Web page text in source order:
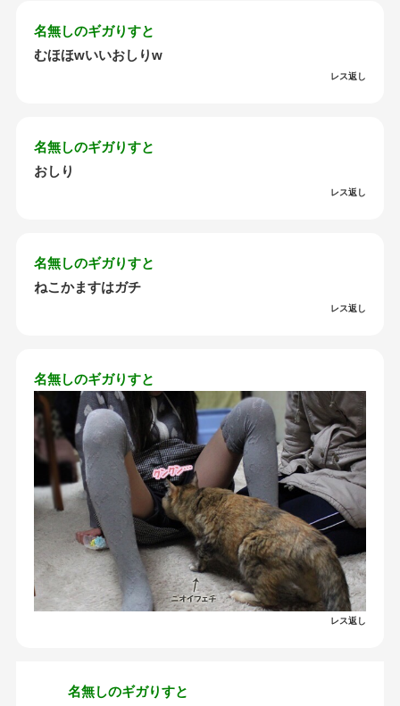
名無しのギガりすと
むほほwいいおしりw
レス返し
名無しのギガりすと
おしり
レス返し
名無しのギガりすと
ねこかますはガチ
レス返し
名無しのギガりすと
レス返し
名無しのギガりすと